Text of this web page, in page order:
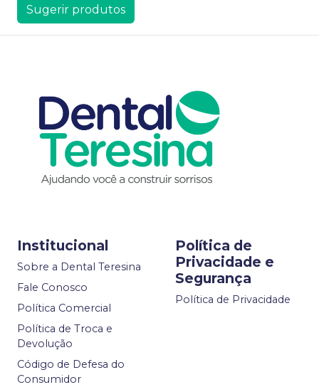
Sugerir produtos
Institucional
Sobre a Dental Teresina
Fale Conosco
Política Comercial
Política de Troca e
Devolução
Código de Defesa do
Consumidor
Política de
Privacidade e
Segurança
Política de Privacidade